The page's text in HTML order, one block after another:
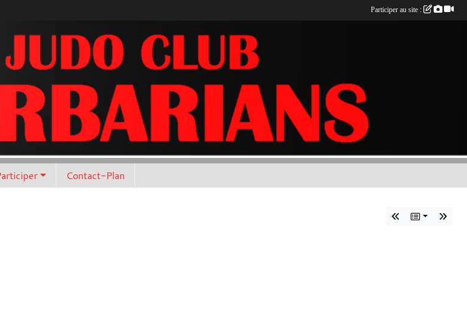
Contact-Plan
Participer au site :